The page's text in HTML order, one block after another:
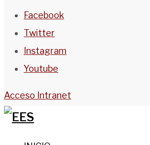
Facebook
Twitter
Instagram
Youtube
Acceso Intranet